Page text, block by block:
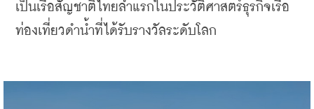
เป็นเรือสัญชาติไทยลำแรกในประวัติศาสตร์ธุรกิจเรือ
ท่องเที่ยวดำน้ำที่ได้รับรางวัลระดับโลก